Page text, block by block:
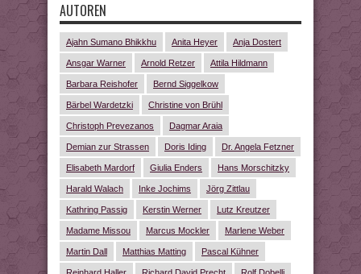
AUTOREN
Ajahn Sumano Bhikkhu Anita Heyer Anja Dostert
Ansgar Warner Arnold Retzer Attila Hildmann
Barbara Reishofer Bernd Siggelkow
Bärbel Wardetzki Christine von Brühl
Christoph Prevezanos Dagmar Araia
Demian zur Strassen Doris Iding Dr. Angela Fetzner
Elisabeth Mardorf Giulia Enders Hans Morschitzky
Harald Walach Inke Jochims Jörg Zittlau
Kathring Passig Kerstin Werner Lutz Kreutzer
Madame Missou Marcus Mockler Marlene Weber
Martin Dall Matthias Matting Pascal Kühner